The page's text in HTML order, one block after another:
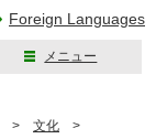
Foreign Languages
メニュー
> 文化 >